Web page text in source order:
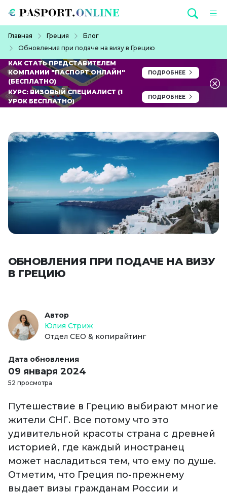
Главная Греция
Блог
Обновления при подаче на визу в Грецию
КАК СТАТЬ ПРЕДСТАВИТЕЛЕМ
КОМПАНИИ "ПАСПОРТ ОНЛАЙН"
(БЕСПЛАТНО)
ПОДРОБНЕЕ
КУРС: ВИЗОВЫЙ СПЕЦИАЛИСТ (1
УРОК БЕСПЛАТНО)
ПОДРОБНЕЕ
ОБНОВЛЕНИЯ ПРИ ПОДАЧЕ НА ВИЗУ
В ГРЕЦИЮ
Автор
Юлия Стриж
Отдел СЕО & копирайтинг
Дата обновления
09 января 2024
52 просмотра
Путешествие в Грецию выбирают многие
жители СНГ. Все потому что это
удивительной красоты страна с древней
историей, где каждый иностранец
может насладиться тем, что ему по душе.
Отметим, что Греция по-прежнему
выдает визы гражданам России и